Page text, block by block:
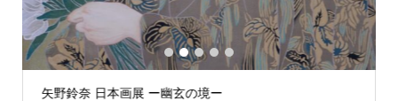
矢野鈴奈 日本画展 ー幽玄の境ー
1 2 3 4 5